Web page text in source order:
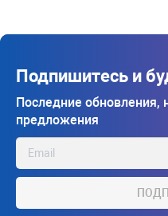
Подпишитесь и
Последние обновления,
предложения